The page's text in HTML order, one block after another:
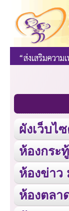
ผังเว็บไ
ห้องกระทู้
ห้องข่าว
ห้องตลา